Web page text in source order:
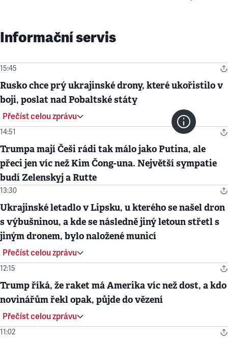
Informační servis
15:45
Rusko chce prý ukrajinské drony, které ukořistilo v
boji, poslat nad Pobaltské státy
Přečíst celou zprávu
14:51
Trumpa mají Češi rádi tak málo jako Putina, ale
přeci jen víc než Kim Čong-una. Největší sympatie
budí Zelenskyj a Rutte
13:30
Ukrajinské letadlo v Lipsku, u kterého se našel dron
s výbušninou, a kde se následně jiný letoun střetl s
jiným dronem, bylo naložené municí
Přečíst celou zprávu
12:15
Trump říká, že raket má Amerika víc než dost, a kdo
novinářům řekl opak, půjde do vězení
Přečíst celou zprávu
11:02